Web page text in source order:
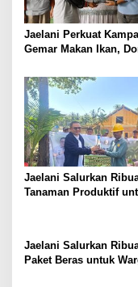
Jaelani Perkuat
Gemar Makan Ikan,
Stunting di Kendari
Jaelani Salurkan
Tanaman Produktif
Jaelani Salurkan
Paket Beras untuk